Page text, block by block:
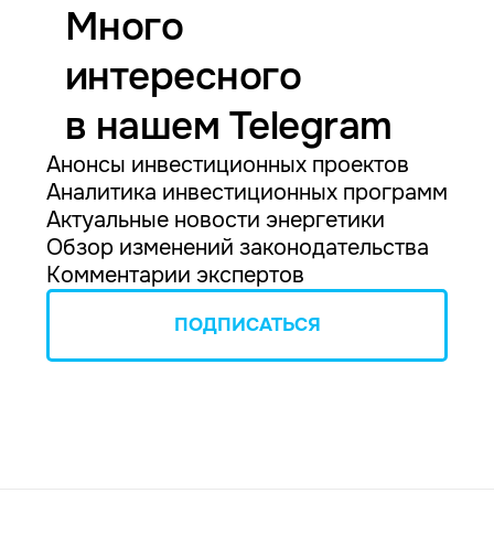
Много
интересного
в нашем Telegram
Анонсы инвестиционных проектов
Аналитика инвестиционных программ
Актуальные новости энергетики
Обзор изменений законодательства
Комментарии экспертов
ПОДПИСАТЬСЯ